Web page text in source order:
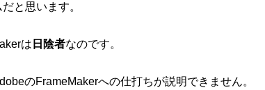
と思います。
は 日陰者なのです。
のFrameMakerへの仕打ちが説明できません。